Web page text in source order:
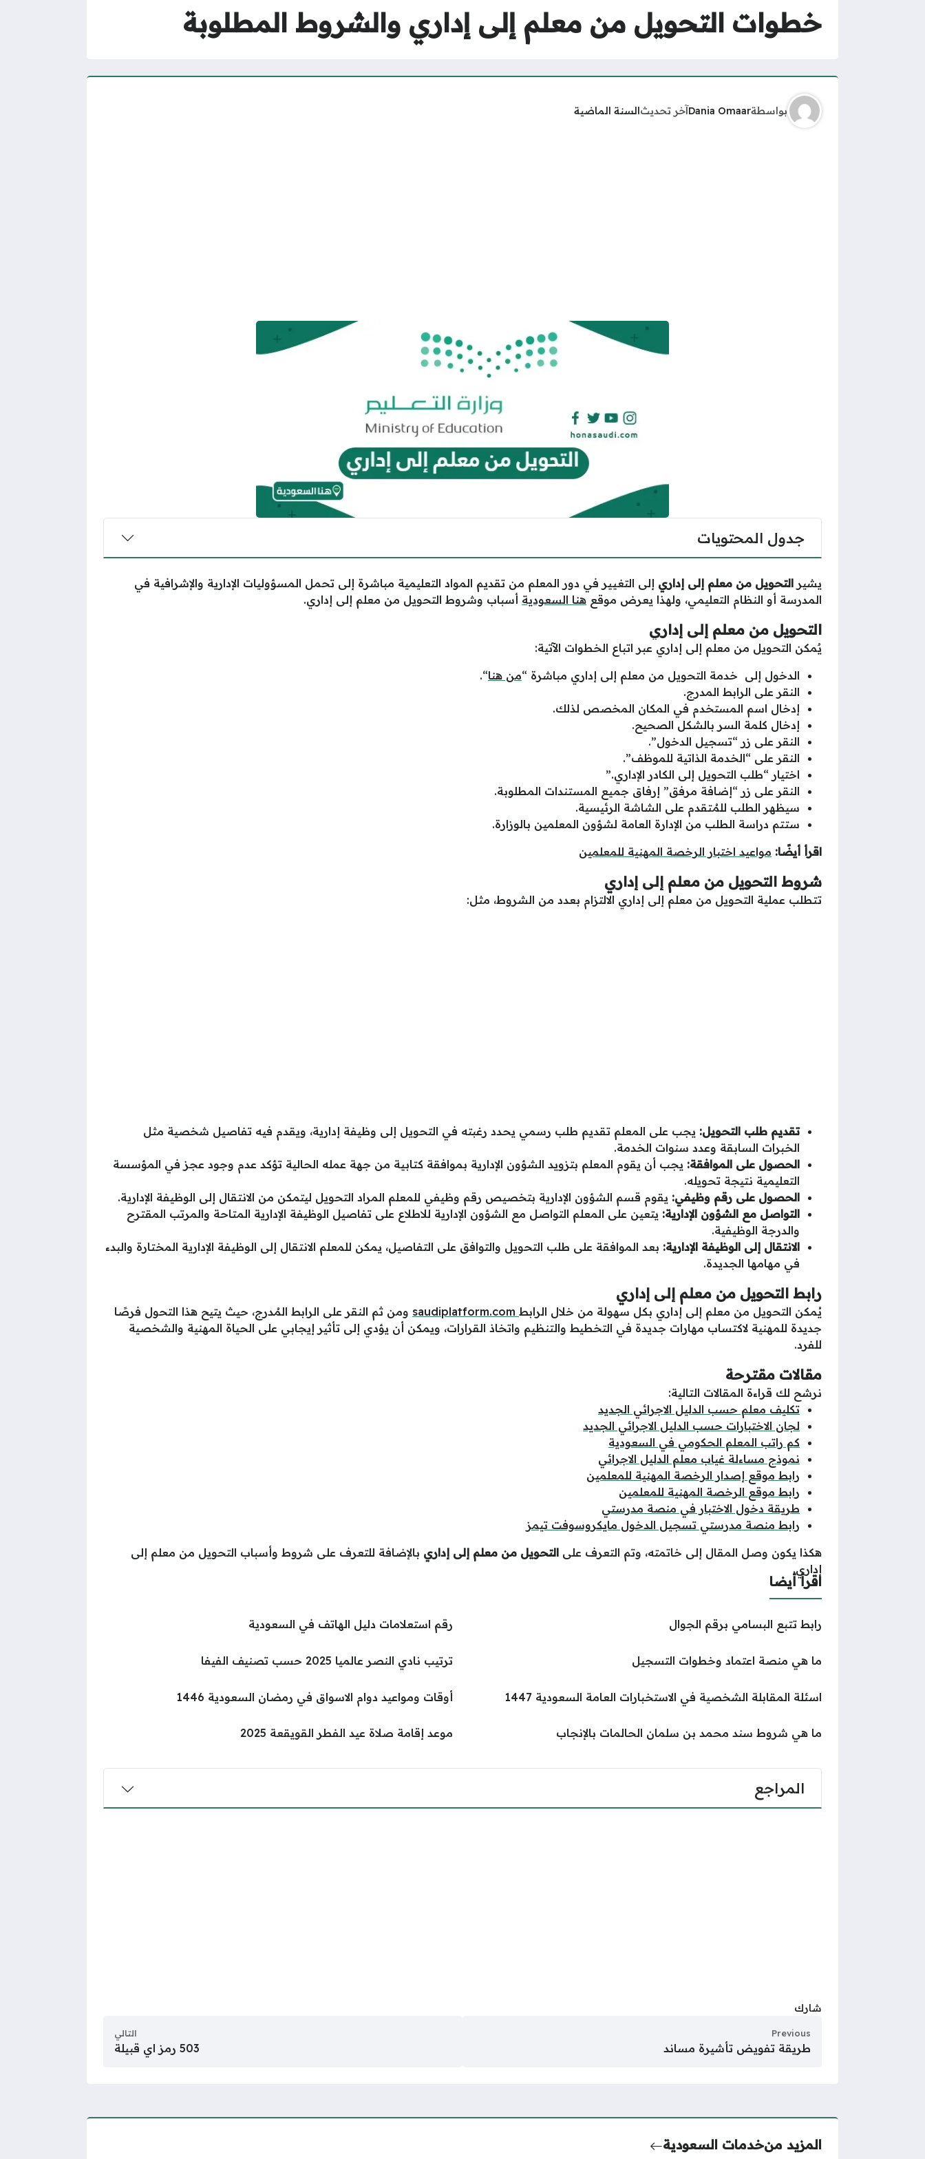
خطوات التحويل من معلم إلى إداري والشروط المطلوبة
بواسطةDania Omaarآخر تحديثالسنة الماضية
جدول المحتويات
يشير التحويل من معلم إلى إداري إلى التغيير في دور المعلم من تقديم المواد التعليمية مباشرة إلى تحمل المسؤوليات الإدارية والإشرافية في
المدرسة أو النظام التعليمي، ولهذا يعرض موقع هنا السعودية أسباب وشروط التحويل من معلم إلى إداري.
التحويل من معلم إلى إداري
يٌمكن التحويل من معلم إلى إداري عبر اتباع الخطوات الآتية:
الدخول إلى خدمة التحويل من معلم إلى إداري مباشرة “من هنا“.
النقر على الرابط المدرج.
إدخال اسم المستخدم في المكان المخصص لذلك.
إدخال كلمة السر بالشكل الصحيح.
النقر على زر “تسجيل الدخول”.
النقر على “الخدمة الذاتية للموظف”.
اختيار “طلب التحويل إلى الكادر الإداري.”
النقر على زر “إضافة مرفق” إرفاق جميع المستندات المطلوبة.
سيظهر الطلب للمُتقدم على الشاشة الرئيسية.
ستتم دراسة الطلب من الإدارة العامة لشؤون المعلمين بالوزارة.
اقرأ أيضًا: مواعيد اختبار الرخصة المهنية للمعلمين
شروط التحويل من معلم إلى إداري
تتطلب عملية التحويل من معلم إلى إداري الالتزام بعدد من الشروط، مثل:
تقديم طلب التحويل: يجب على المعلم تقديم طلب رسمي يحدد رغبته في التحويل إلى وظيفة إدارية، ويقدم فيه تفاصيل شخصية مثل
الخبرات السابقة وعدد سنوات الخدمة.
الحصول على الموافقة: يجب أن يقوم المعلم بتزويد الشؤون الإدارية بموافقة كتابية من جهة عمله الحالية تؤكد عدم وجود عجز في المؤسسة
التعليمية نتيجة تحويله.
الحصول على رقم وظيفي: يقوم قسم الشؤون الإدارية بتخصيص رقم وظيفي للمعلم المراد التحويل ليتمكن من الانتقال إلى الوظيفة الإدارية.
التواصل مع الشؤون الإدارية: يتعين على المعلم التواصل مع الشؤون الإدارية للاطلاع على تفاصيل الوظيفة الإدارية المتاحة والمرتب المقترح
والدرجة الوظيفية.
الانتقال إلى الوظيفة الإدارية: بعد الموافقة على طلب التحويل والتوافق على التفاصيل، يمكن للمعلم الانتقال إلى الوظيفة الإدارية المختارة والبدء
في مهامها الجديدة.
رابط التحويل من معلم إلى إداري
يُمكن التحويل من معلم إلى إداري بكل سهولة من خلال الرابط
ومن ثم النقر على الرابط المُدرج، حيث يتيح هذا التحول فرصًا
جديدة للمهنية لاكتساب مهارات جديدة في التخطيط والتنظيم واتخاذ القرارات، ويمكن أن يؤدي إلى تأثير إيجابي على الحياة المهنية والشخصية
للفرد.
مقالات مقترحة
نرشح لك قراءة المقالات التالية:
تكليف معلم حسب الدليل الاجرائي الجديد
لجان الاختبارات حسب الدليل الاجرائي الجديد
كم راتب المعلم الحكومي في السعودية
نموذج مساءلة غياب معلم الدليل الاجرائي
رابط موقع إصدار الرخصة المهنية للمعلمين
رابط موقع الرخصة المهنية للمعلمين
طريقة دخول الاختبار في منصة مدرستي
رابط منصة مدرستي تسجيل الدخول مايكروسوفت تيمز
هكذا يكون وصل المقال إلى خاتمته، وتم التعرف على التحويل من معلم إلى إداري بالإضافة للتعرف على شروط وأسباب التحويل من معلم إلى
إداري.
اقرأ أيضا
رابط تتبع البسامي برقم الجوال رقم استعلامات دليل الهاتف في السعودية
ما هي منصة اعتماد وخطوات التسجيل ترتيب نادي النصر عالميا 2025 حسب تصنيف الفيفا
اسئلة المقابلة الشخصية في الاستخبارات العامة السعودية 1447 أوقات ومواعيد دوام الاسواق في رمضان السعودية 1446
ما هي شروط سند محمد بن سلمان الحالمات بالإنجاب موعد إقامة صلاة عيد الفطر القويقعة 2025
المراجع
شارك
Previous
طريقة تفويض تأشيرة مساند
التالي
503 رمز اي قبيلة
المزيد منخدمات السعودية